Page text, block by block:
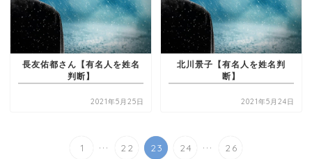
長友佑都さん【有名人を姓名
判断】
2021年5月25日
北川景子【有名人を姓名判
断】
2021年5月24日
1 ... 22 23 24 ... 26